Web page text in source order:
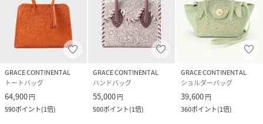
GRACE CONTINENTAL
トートバッグ
64,900円
590ポイント(1倍)
GRACE CONTINENTAL
ハンドバッグ
55,000円
500ポイント(1倍)
GRACE CONTINENTAL
ショルダーバッグ
39,600円
360ポイント(1倍)